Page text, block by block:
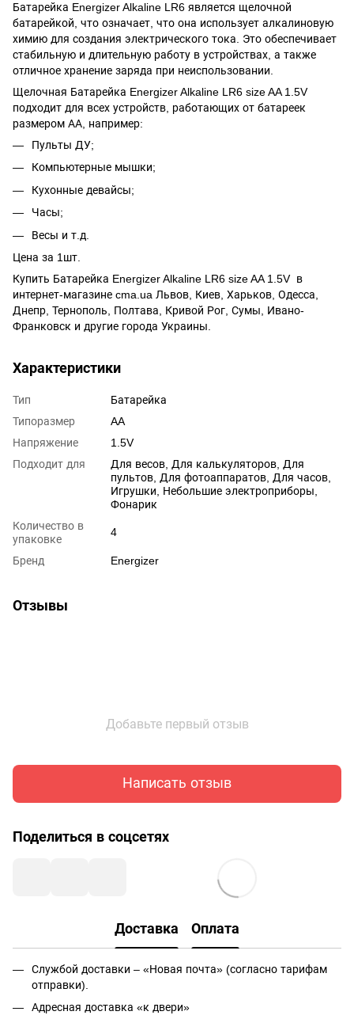
Батарейка Energizer Alkaline LR6 является щелочной
батарейкой, что означает, что она использует алкалиновую
химию для создания электрического тока. Это обеспечивает
стабильную и длительную работу в устройствах, а также
отличное хранение заряда при неиспользовании.
Щелочная Батарейка Energizer Alkaline LR6 size AA 1.5V
подходит для всех устройств, работающих от батареек
размером АА, например:
Пульты ДУ;
Компьютерные мышки;
Кухонные девайсы;
Часы;
Весы и т.д.
Цена за 1шт.
Купить Батарейка Energizer Alkaline LR6 size AA 1.5V в
интернет-магазине cma.ua Львов, Киев, Харьков, Одесса,
Днепр, Тернополь, Полтава, Кривой Рог, Сумы, Ивано-
Франковск и другие города Украины.
Характеристики
Тип
Батарейка
Типоразмер
AA
Напряжение
1.5V
Подходит для
Для весов, Для калькуляторов, Для
пультов, Для фотоаппаратов, Для часов,
Игрушки, Небольшие электроприборы,
Фонарик
Количество в
упаковке
4
Бренд Energizer
Отзывы
Добавьте первый отзыв
Написать отзыв
Поделиться в соцсетях
Доставка Оплата
Службой доставки – «Новая почта» (согласно тарифам
отправки).
Адресная доставка «к двери»